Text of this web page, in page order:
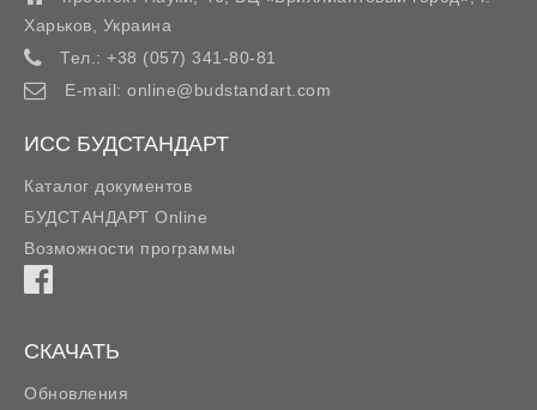
Харьков
Украина
Тел.: +38 (057) 341-80-81
E-mail: online@budstandart.com
ИСС БУДСТАНДАРТ
Каталог документов
БУДСТАНДАРТ Online
Возможности программы
СКАЧАТЬ
Обновления